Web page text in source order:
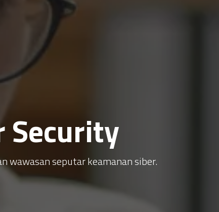
Security
wawasan seputar keamanan siber.